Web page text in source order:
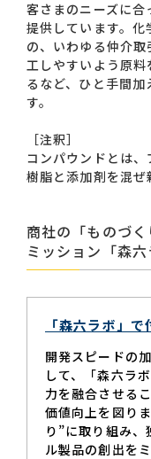
#会社概要
#森
#グローバルネッ
客さまのニーズに合
提供しています。
の、いわゆる仲介
工しやすいよう原
るなど、ひと手間
す。
［注釈］
コンパウンドとは
樹脂と添加剤を混ぜ
商社の「ものづ
ミッション「森六
「森六ラボ」
開発スピードの
して、「森六ラ
力を融合させる
価値向上を図り
り”に取り組み
ル製品の創出を